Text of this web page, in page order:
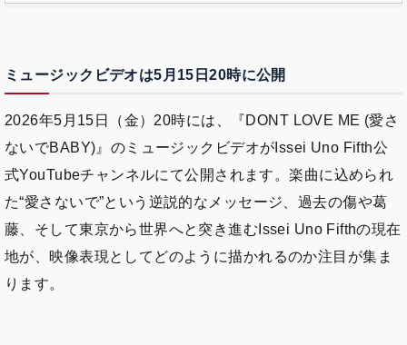
ミュージックビデオは5月15日20時に公開
2026年5月15日（金）20時には、『DONT LOVE ME (愛さ
ないでBABY)』のミュージックビデオがIssei Uno Fifth公
式YouTubeチャンネルにて公開されます。楽曲に込められ
た“愛さないで”という逆説的なメッセージ、過去の傷や葛
藤、そして東京から世界へと突き進むIssei Uno Fifthの現在
地が、映像表現としてどのように描かれるのか注目が集ま
ります。